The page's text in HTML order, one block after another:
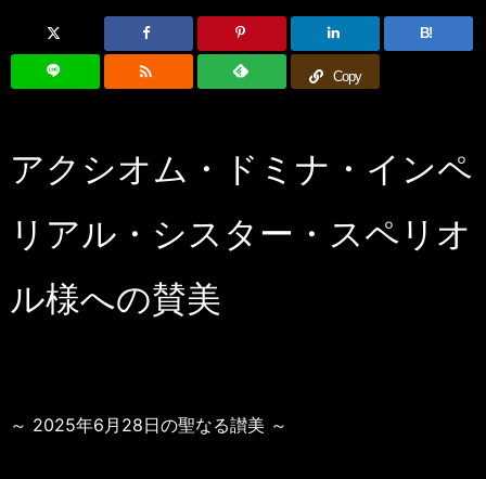
B!
 Copy
アクシオム・ドミナ・インペ
リアル・シスター・スペリオ
ル様への賛美
～ 2025年6月28日の聖なる讃美 ～